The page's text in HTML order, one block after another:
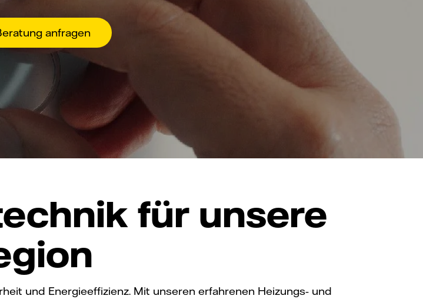
anfragen
für unsere
und Energieeffizienz. Mit unseren erfahrenen Heizungs‑ und